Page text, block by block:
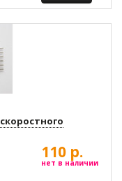
110 р.
нет в наличии